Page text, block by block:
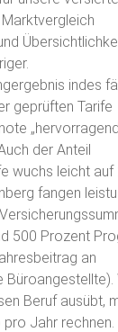
indes
geprüften Tarife
der Anteil
wuchs leicht
fangen
500 Prozent
an
Büroangestellte).
Beruf ausübt,
Jahr rechnen.